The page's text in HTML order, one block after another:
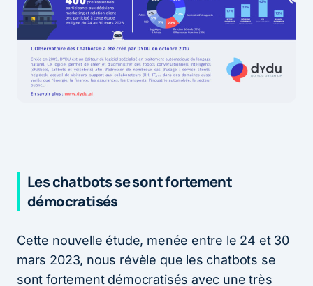
Les chatbots se sont fortement
démocratisés
Cette nouvelle étude, menée entre le 24 et 30
mars 2023, nous révèle que les chatbots se
sont fortement démocratisés avec une très